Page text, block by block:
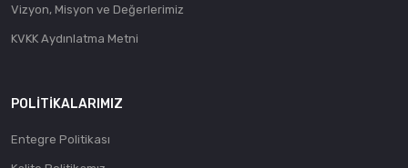
Vizyon, Misyon ve Değerlerimiz
KVKK Aydınlatma Metni
POLITIKALARIMIZ
Entegre Politikası